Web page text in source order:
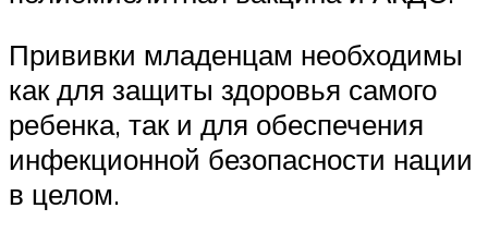
Прививки младенцам необходимы
как для защиты здоровья самого
ребенка, так и для обеспечения
инфекционной безопасности нации
в целом.